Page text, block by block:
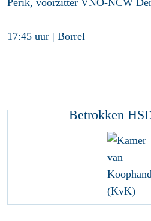
Perik, voorzitter VNO-NCW
17:45 uur | Borrel
Betrokken